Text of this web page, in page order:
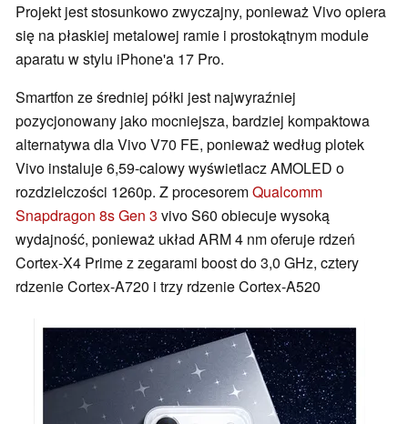
Projekt jest stosunkowo zwyczajny, ponieważ Vivo opiera
się na płaskiej metalowej ramie i prostokątnym module
aparatu w stylu iPhone'a 17 Pro.
Smartfon ze średniej półki jest najwyraźniej
pozycjonowany jako mocniejsza, bardziej kompaktowa
alternatywa dla Vivo V70 FE, ponieważ według plotek
Vivo instaluje 6,59-calowy wyświetlacz AMOLED o
rozdzielczości 1260p. Z procesoremQualcomm
Snapdragon 8s Gen 3 vivo S60 obiecuje wysoką
wydajność, ponieważ układ ARM 4 nm oferuje rdzeń
Cortex-X4 Prime z zegarami boost do 3,0 GHz, cztery
rdzenie Cortex-A720 i trzy rdzenie Cortex-A520